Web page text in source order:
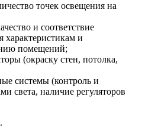
точек освещения на
и соответствие
характеристикам и
помещений;
(окраску стен, потолка,
системы (контроль и
света, наличие регуляторов